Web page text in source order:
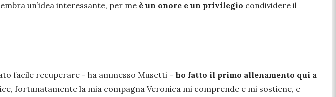
un’idea interessante, per me è un onore e un privilegio condividere il
facile recuperare - ha ammesso Musetti - ho fatto il primo allenamento qui a
fortunatamente la mia compagna Veronica mi comprende e mi sostiene, e